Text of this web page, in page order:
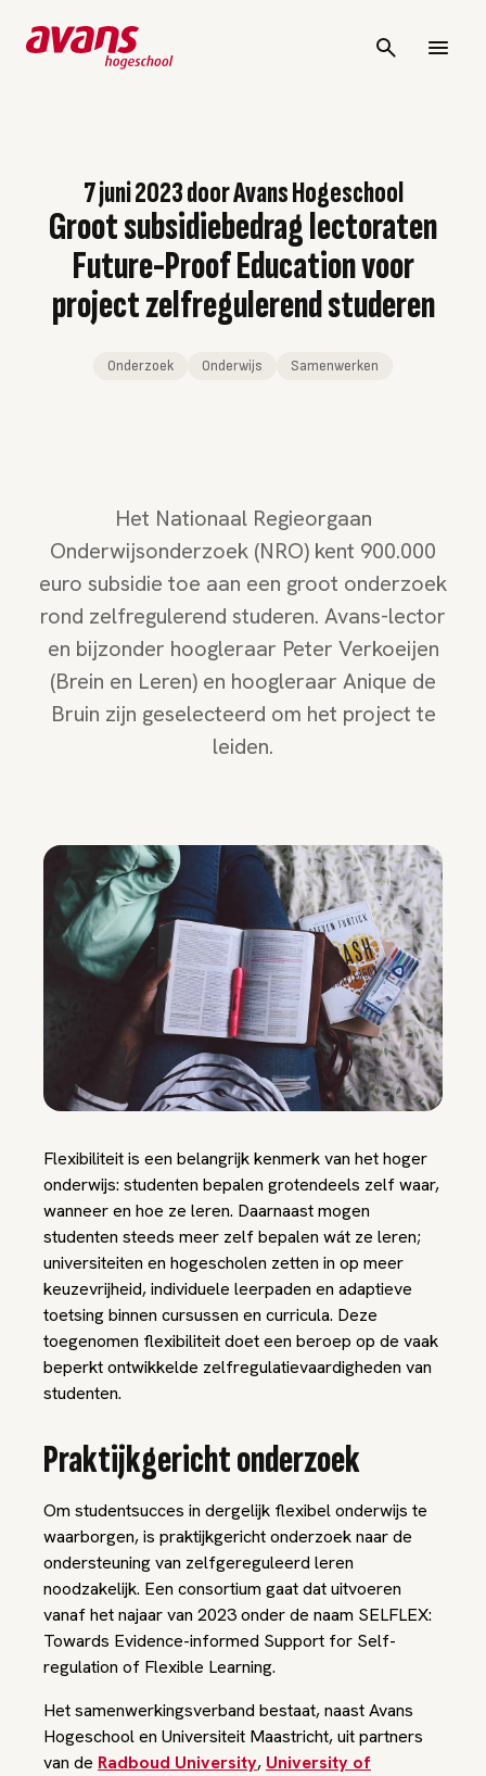
7 juni 2023doorAvans Hogeschool
Groot subsidiebedrag lectoraten
Future-Proof Education voor
project zelfregulerend studeren
Onderzoek Onderwijs Samenwerken
Het Nationaal Regieorgaan
Onderwijsonderzoek (NRO) kent 900.000
euro subsidie toe aan een groot onderzoek
rond zelfregulerend studeren. Avans-lector
en bijzonder hoogleraar Peter Verkoeijen
(Brein en Leren) en hoogleraar Anique de
Bruin zijn geselecteerd om het project te
leiden.
Flexibiliteit is een belangrijk kenmerk van het hoger
onderwijs: studenten bepalen grotendeels zelf waar,
wanneer en hoe ze leren. Daarnaast mogen
studenten steeds meer zelf bepalen wát ze leren;
universiteiten en hogescholen zetten in op meer
keuzevrijheid, individuele leerpaden en adaptieve
toetsing binnen cursussen en curricula. Deze
toegenomen flexibiliteit doet een beroep op de vaak
beperkt ontwikkelde zelfregulatievaardigheden van
studenten.
Praktijkgericht onderzoek
Om studentsucces in dergelijk flexibel onderwijs te
waarborgen, is praktijkgericht onderzoek naar de
ondersteuning van zelfgereguleerd leren
noodzakelijk. Een consortium gaat dat uitvoeren
vanaf het najaar van 2023 onder de naam SELFLEX:
Towards Evidence-informed Support for Self-
regulation of Flexible Learning.
Het samenwerkingsverband bestaat, naast Avans
Hogeschool en Universiteit Maastricht, uit partners
van de Radboud University, University of